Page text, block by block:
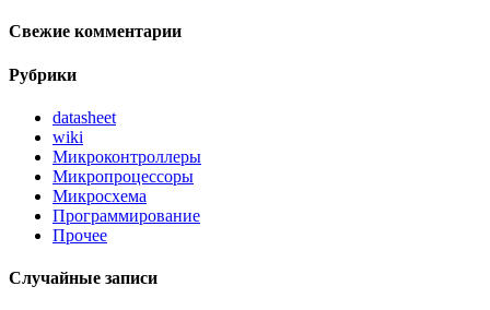
Свежие комментарии
Рубрики
datasheet
wiki
Микроконтроллеры
Микропроцессоры
Микросхема
Программирование
Прочее
Случайные записи